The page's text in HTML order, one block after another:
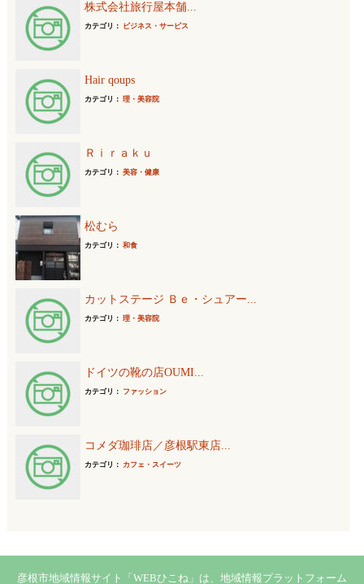
株式会社旅行屋本舗...
カテゴリ： ビジネス・サービス
Hair qoups
カテゴリ： 理・美容院
Ｒｉｒａｋｕ
カテゴリ： 美容・健康
松むら
カテゴリ： 和食
カットステージ Ｂｅ・シュアー...
カテゴリ： 理・美容院
ドイツの靴の店OUMI...
カテゴリ： ファッション
コメダ珈琲店／彦根駅東店...
カテゴリ： カフェ・スイーツ
彦根市地域情報サイト「WEBひこね」は、地域情報プラットフォーム